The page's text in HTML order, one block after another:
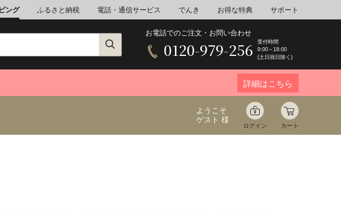
ング ふるさと納税 電話・通信サービス でんき お得な特典 サポート
お電話でのご注文・お問い合わせ
0120-979-256
受付時間
9:00～18:00
(土日祝日除く)
詳細はこちら
ようこそ
ゲスト 様
ログイン カート